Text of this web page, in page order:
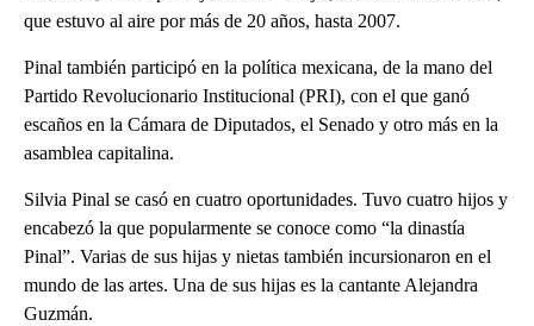
que estuvo al aire por más de 20 años, hasta 2007.
Pinal también participó en la política mexicana, de la mano del
Partido Revolucionario Institucional (PRI), con el que ganó
escaños en la Cámara de Diputados, el Senado y otro más en la
asamblea capitalina.
Silvia Pinal se casó en cuatro oportunidades. Tuvo cuatro hijos y
encabezó la que popularmente se conoce como “la dinastía
Pinal”. Varias de sus hijas y nietas también incursionaron en el
mundo de las artes. Una de sus hijas es la cantante Alejandra
Guzmán.